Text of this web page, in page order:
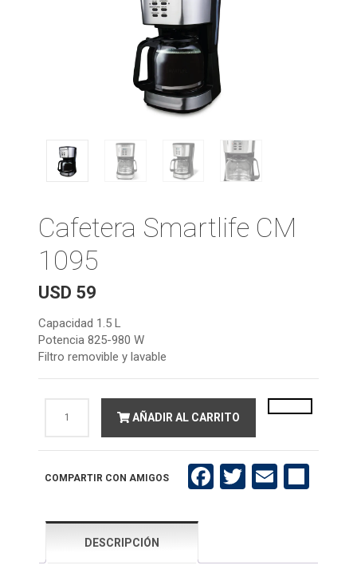
Cafetera Smartlife CM
1095
USD 59
Capacidad 1.5 L
Potencia 825-980 W
Filtro removible y lavable
Smartlife
AÑADIR AL CARRITO
COMPARTIR CON AMIGOS FacebookTwitter
DESCRIPCIÓN